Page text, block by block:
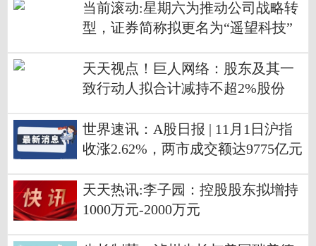
当前滚动:星期六为推动公司战略转
型，证券简称拟更名为“遥望科技”
天天视点！巨人网络：股东及其一
致行动人拟合计减持不超2%股份
世界速讯：A股日报 | 11月1日沪指
收涨2.62%，两市成交额达9775亿元
天天热讯:李子园：控股股东拟增持
1000万元-2000万元